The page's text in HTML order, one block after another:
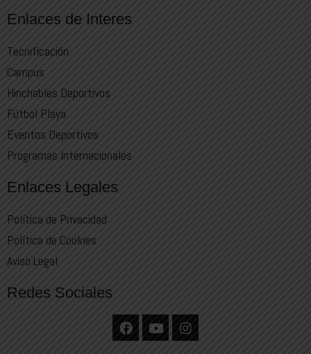
Enlaces de Interes
Tecnificación
Campus
Hinchables Deportivos
Fútbol Playa
Eventos Deportivos
Programas Internacionales
Enlaces Legales
Política de Privacidad
Política de Cookies
Aviso Legal
Redes Sociales